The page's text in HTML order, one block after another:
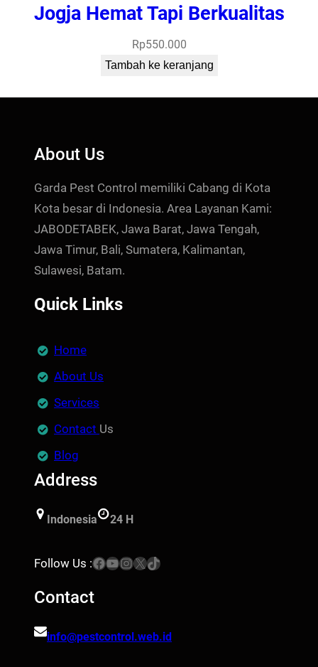
Jogja Hemat Tapi Berkualitas
Rp550.000
Tambah ke keranjang
About Us
Garda Pest Control memiliki Cabang di Kota
Kota besar di Indonesia. Area Layanan Kami:
JABODETABEK, Jawa Barat, Jawa Tengah,
Jawa Timur, Bali, Sumatera, Kalimantan,
Sulawesi, Batam.
Quick Links
Home
About Us
Services
Contact Us
Blog
Address
Indonesia 24 H
Follow Us :Facebook YouTube Instagram X TikTok
Contact
info@pestcontrol.web.id